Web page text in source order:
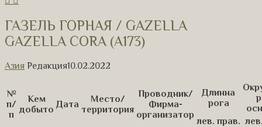
ГАЗЕЛЬ ГОРНАЯ / GAZELLA
GAZELLA CORA (A173)
Азия Редакция10.02.2022
№
п/
п
Кем
добыто Дата
Место/
территория
Проводник/
Фирма-
организатор
Длинна
рога
лев. прав.